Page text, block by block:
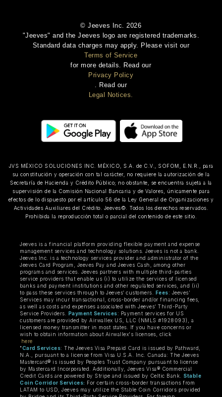
© Jeeves Inc. 2026
"Jeeves" and the Jeeves logo are registered trademarks.
Standard data charges may apply. Please visit our
Terms of Service
for more details. Read our
Privacy Policy
. Read our
Legal Notices.
JVS MÉXICO SOLUCIONES INC. MÉXICO, S.A. de C.V., SOFOM, E.N.R., para
su constitución y operación con tal carácter, no requiere la autorización de la
Secretaría de Hacienda y Crédito Público; no obstante, se encuentra sujeta a la
supervisión de la Comisión Nacional Bancaria y de Valores, únicamente para
efectos de lo dispuesto por el artículo 56 de la Ley General de Organizaciones y
Actividades Auxiliares del Crédito. Jeeves©. Todos los derechos reservados.
Prohibida la reproducción total o parcial del contenido de este sitio.
Jeeves is a financial platform providing flexible payment and expense
management services and technology solutions. Jeeves is not a bank.
Jeeves Inc. is a technology services provider and administrator of the
Jeeves Card Program, Jeeves Pay and Jeeves Cash, among other
programs and services. Jeeves partners with multiple third-parties
service providers that enable us (i) to utilize the services of licensed
banks and payment institutions and other regulated services, and (ii)
to pass these services through to Jeeves’ customers. Fees: Jeeves’
Services may incur transactional, cross-border and/or financing fees,
as well as costs and expenses associated with Jeeves’ Third-Party
Service Providers. Payment Services: Payment services for US
customers are provided by Airwallex US, LLC (NMLS #1928093), a
licensed money transmitter in most states. If you have concerns or
wish to obtain information about Airwallex's licenses, click
here
"Card Services: The Jeeves Visa Prepaid Card is issued by Pathward,
N.A., pursuant to a license from Visa U.S.A. Inc. Canada: The Jeeves
Mastercard® is issued by Peoples Trust Company pursuant to license
by Mastercard Incorporated. Additionally, Jeeves Visa® Commercial
Credit Cards are powered by Stripe and issued by Celtic Bank. Stable
Coin Corridor Services: For certain cross-border transactions from
LATAM to USD, Jeeves may utilize the Stable Coin Corridors provided